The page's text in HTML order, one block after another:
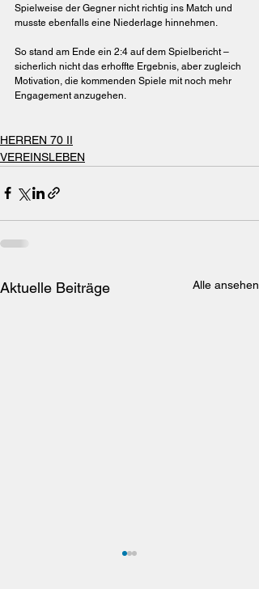
Spielweise der Gegner nicht richtig ins Match und
musste ebenfalls eine Niederlage hinnehmen.
So stand am Ende ein 2:4 auf dem Spielbericht –
sicherlich nicht das erhoffte Ergebnis, aber zugleich
Motivation, die kommenden Spiele mit noch mehr
Engagement anzugehen.
HERREN 70 II
VEREINSLEBEN
Aktuelle Beiträge Alle ansehen